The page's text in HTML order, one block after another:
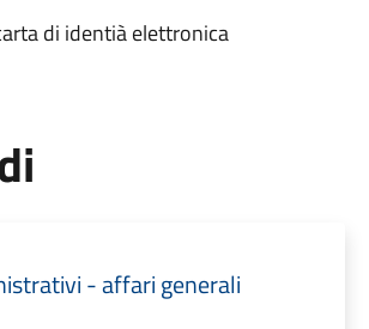
di identià elettronica
- affari generali